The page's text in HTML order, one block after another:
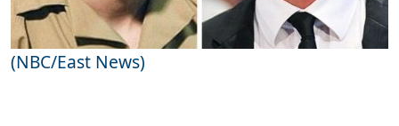
(NBC/East News)